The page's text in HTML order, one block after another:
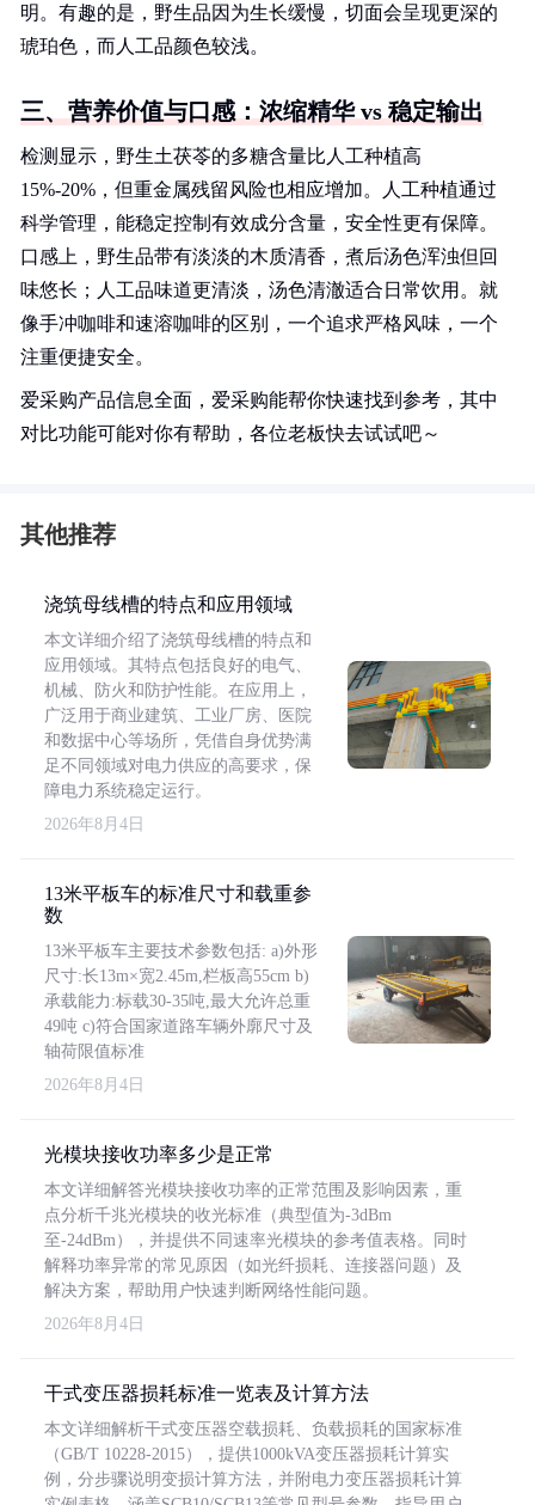
明。有趣的是，野生品因为生长缓慢，切面会呈现更深的
琥珀色，而人工品颜色较浅。
三、营养价值与口感：浓缩精华 vs 稳定输出
检测显示，野生土茯苓的多糖含量比人工种植高
15%-20%，但重金属残留风险也相应增加。人工种植通过
科学管理，能稳定控制有效成分含量，安全性更有保障。
口感上，野生品带有淡淡的木质清香，煮后汤色浑浊但回
味悠长；人工品味道更清淡，汤色清澈适合日常饮用。就
像手冲咖啡和速溶咖啡的区别，一个追求严格风味，一个
注重便捷安全。
爱采购产品信息全面，爱采购能帮你快速找到参考，其中
对比功能可能对你有帮助，各位老板快去试试吧～
其他推荐
浇筑母线槽的特点和应用领域
本文详细介绍了浇筑母线槽的特点和
应用领域。其特点包括良好的电气、
机械、防火和防护性能。在应用上，
广泛用于商业建筑、工业厂房、医院
和数据中心等场所，凭借自身优势满
足不同领域对电力供应的高要求，保
障电力系统稳定运行。
2026年8月4日
13米平板车的标准尺寸和载重参
数
13米平板车主要技术参数包括: a)外形
尺寸:长13m×宽2.45m,栏板高55cm b)
承载能力:标载30-35吨,最大允许总重
49吨 c)符合国家道路车辆外廓尺寸及
轴荷限值标准
2026年8月4日
光模块接收功率多少是正常
本文详细解答光模块接收功率的正常范围及影响因素，重
点分析千兆光模块的收光标准（典型值为-3dBm
至-24dBm），并提供不同速率光模块的参考值表格。同时
解释功率异常的常见原因（如光纤损耗、连接器问题）及
解决方案，帮助用户快速判断网络性能问题。
2026年8月4日
干式变压器损耗标准一览表及计算方法
本文详细解析干式变压器空载损耗、负载损耗的国家标准
（GB/T 10228-2015），提供1000kVA变压器损耗计算实
例，分步骤说明变损计算方法，并附电力变压器损耗计算